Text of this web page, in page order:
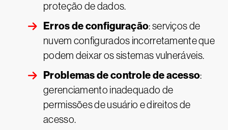
proteção de dados.
Erros de configuração: serviços de
nuvem configurados incorretamente que
podem deixar os sistemas vulneráveis.
Problemas de controle de acesso:
gerenciamento inadequado de
permissões de usuário e direitos de
acesso.